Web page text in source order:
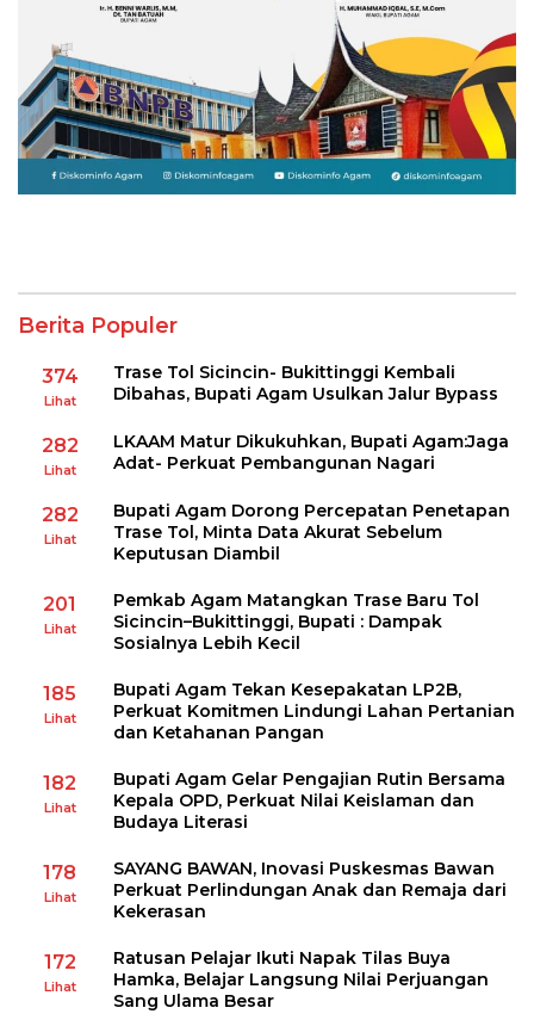
Berita Populer
374
Lihat
Trase Tol Sicincin- Bukittinggi Kembali
Dibahas, Bupati Agam Usulkan Jalur Bypass
282
Lihat
LKAAM Matur Dikukuhkan, Bupati Agam:Jaga
Adat- Perkuat Pembangunan Nagari
282
Lihat
Bupati Agam Dorong Percepatan Penetapan
Trase Tol, Minta Data Akurat Sebelum
Keputusan Diambil
201
Lihat
Pemkab Agam Matangkan Trase Baru Tol
Sicincin–Bukittinggi, Bupati : Dampak
Sosialnya Lebih Kecil
185
Lihat
Bupati Agam Tekan Kesepakatan LP2B,
Perkuat Komitmen Lindungi Lahan Pertanian
dan Ketahanan Pangan
182
Lihat
Bupati Agam Gelar Pengajian Rutin Bersama
Kepala OPD, Perkuat Nilai Keislaman dan
Budaya Literasi
178
Lihat
SAYANG BAWAN, Inovasi Puskesmas Bawan
Perkuat Perlindungan Anak dan Remaja dari
Kekerasan
172
Lihat
Ratusan Pelajar Ikuti Napak Tilas Buya
Hamka, Belajar Langsung Nilai Perjuangan
Sang Ulama Besar